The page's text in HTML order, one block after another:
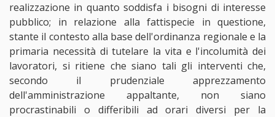
realizzazione in quanto soddisfa i bisogni di interesse
pubblico; in relazione alla fattispecie in questione,
stante il contesto alla base dell'ordinanza regionale e la
primaria necessità di tutelare la vita e l'incolumità dei
lavoratori, si ritiene che siano tali gli interventi che,
secondo il prudenziale apprezzamento
dell'amministrazione appaltante, non siano
procrastinabili o differibili ad orari diversi per la